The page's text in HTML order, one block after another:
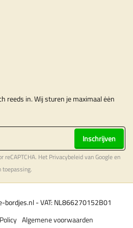
reeds in. Wij sturen je maximaal ėėn
Inschrijven
reCAPTCHA. Het Privacybeleidvan Google en
toepassing.
- VAT: NL866270152B01
Algemene voorwaarden